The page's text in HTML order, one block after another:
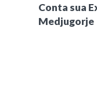
Conta sua
Medjugorje